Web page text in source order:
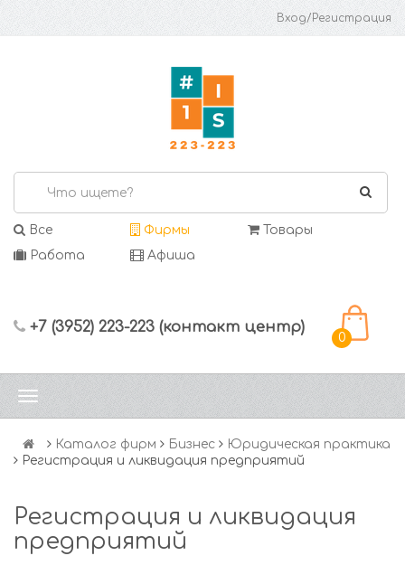
Вход/Регистрация
Все Фирмы
Товары
Работа
Афиша
+7 (3952) 223-223 (контакт центр)
0
Каталог фирм Бизнес
Юридическая практика
Регистрация и ликвидация предприятий
Регистрация и ликвидация
предприятий